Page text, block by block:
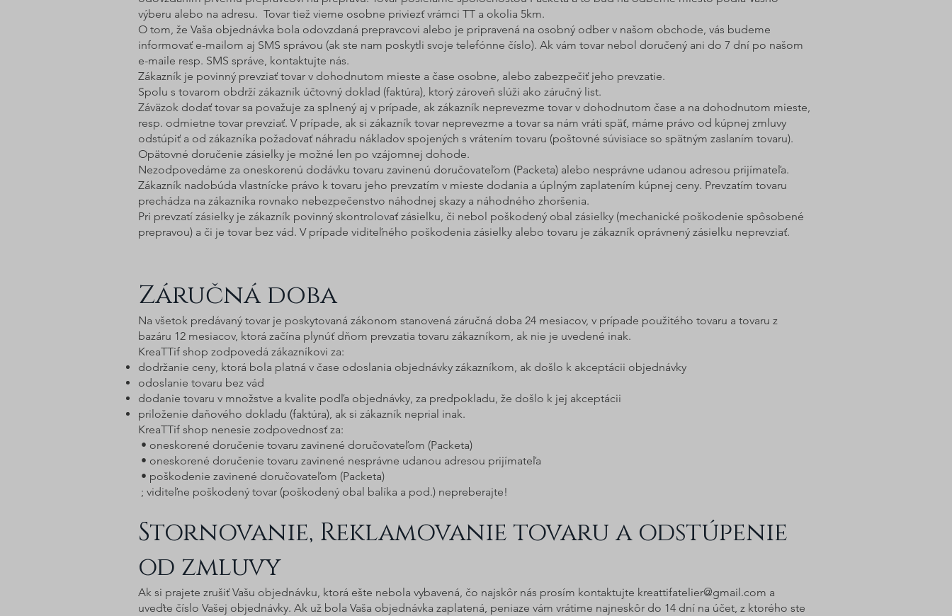
výberu alebo na adresu. Tovar tiež vieme osobne priviezť vrámci TT a okolia 5km.
O tom, že Vaša objednávka bola odovzdaná prepravcovi alebo je pripravená na osobný odber v našom obchode, vás budeme
informovať e-mailom aj SMS správou (ak ste nam poskytli svoje telefónne číslo). Ak vám tovar nebol doručený ani do 7 dní po našom
e-maile resp. SMS správe, kontaktujte nás.
Zákazník je povinný prevziať tovar v dohodnutom mieste a čase osobne, alebo zabezpečiť jeho prevzatie.
Spolu s tovarom obdrží zákazník účtovný doklad (faktúra), ktorý zároveň slúži ako záručný list.
Záväzok dodať tovar sa považuje za splnený aj v prípade, ak zákazník neprevezme tovar v dohodnutom čase a na dohodnutom mieste,
resp. odmietne tovar prevziať. V prípade, ak si zákazník tovar neprevezme a tovar sa nám vráti späť, máme právo od kúpnej zmluvy
odstúpiť a od zákazníka požadovať náhradu nákladov spojených s vrátením tovaru (poštovné súvisiace so spätným zaslaním tovaru).
Opätovné doručenie zásielky je možné len po vzájomnej dohode.
Nezodpovedáme za oneskorenú dodávku tovaru zavinenú doručovateľom (Packeta) alebo nesprávne udanou adresou prijímateľa.
Zákazník nadobúda vlastnícke právo k tovaru jeho prevzatím v mieste dodania a úplným zaplatením kúpnej ceny. Prevzatím tovaru
prechádza na zákazníka rovnako nebezpečenstvo náhodnej skazy a náhodného zhoršenia.
Pri prevzatí zásielky je zákazník povinný skontrolovať zásielku, či nebol poškodený obal zásielky (mechanické poškodenie spôsobené
prepravou) a či je tovar bez vád. V prípade viditeľného poškodenia zásielky alebo tovaru je zákazník oprávnený zásielku neprevziať.
Záručná doba
Na všetok predávaný tovar je poskytovaná zákonom stanovená záručná doba 24 mesiacov, v prípade použitého tovaru a tovaru z
bazáru 12 mesiacov, ktorá začína plynúť dňom prevzatia tovaru zákazníkom, ak nie je uvedené inak.
KreaTTif shop zodpovedá zákazníkovi za:
dodržanie ceny, ktorá bola platná v čase odoslania objednávky zákazníkom, ak došlo k akceptácii objednávky
odoslanie tovaru bez vád
dodanie tovaru v množstve a kvalite podľa objednávky, za predpokladu, že došlo k jej akceptácii
priloženie daňového dokladu (faktúra), ak si zákazník neprial inak.
KreaTTif shop nenesie zodpovednosť za:
• oneskorené doručenie tovaru zavinené doručovateľom (Packeta)
• oneskorené doručenie tovaru zavinené nesprávne udanou adresou prijímateľa
• poškodenie zavinené doručovateľom (Packeta)
; viditeľne poškodený tovar (poškodený obal balíka a pod.) nepreberajte!
Stornovanie, Reklamovanie tovaru a odstúpenie
od zmluvy
Ak si prajete zrušiť Vašu objednávku, ktorá ešte nebola vybavená, čo najskôr nás prosím kontaktujte kreattifatelier@gmail.com a
uveďte číslo Vašej objednávky. Ak už bola Vaša objednávka zaplatená, peniaze vám vrátime najneskôr do 14 dní na účet, z ktorého ste